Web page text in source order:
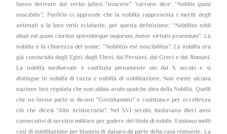
fanno derivare dal verbo latino “noscere”. Varrone dice: “Nobilis quasi
noscibilis”; Porfirio ci apprende che la nobiltà rappresenta i meriti degli
antenati a la loro virtù eclatante, per questa definizione: “Nobilitas nihil
aliud est quam claritas splendorque majorum, honor virtutis praemium”. La
nobilta è la chiarezza del nome: “Nobilitas est noscibilitas”. La nobiltà era
già conosciuta dagli Egizi, dagli Ebrei, dai Persiani, dai Greci e dai Romani.
La nobiltà medioevale è costituita pienamente sin dal X secolo e si
distingue in nobiltà di razza e nobiltà di nobilitazione. Non esiste alcuna
nazione ben regolata che non abbia avuto qualche idea della Nobiltà. Quelli
che ne fanno parte si dicono “Gentiluomini”e costituisce per eccellenza
ciò che dicesi “Alta Aristocrazia”. Nel XVI secolo, bastavano dieci anni
consecutivi di servizio militare per godere del titolo di nobile. Esistono molti
casi di nobilitazione per bisogno di danaro da parte della casa regnante. La